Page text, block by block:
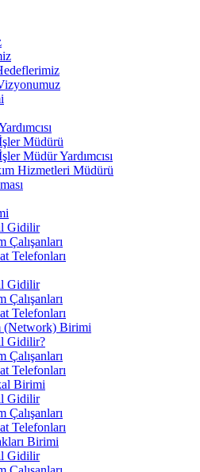
Müdürü
Müdür Yardımcısı
Hizmetleri Müdürü
Gidilir
Çalışanları
Telefonları
Gidilir
Çalışanları
Telefonları
(Network) Birimi
Gidilir?
Çalışanları
Telefonları
Birimi
Gidilir
Çalışanları
Telefonları
Birimi
Gidilir